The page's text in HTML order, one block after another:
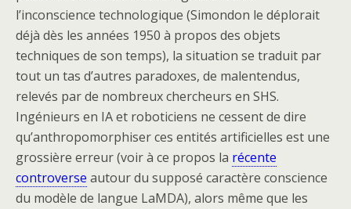
l’inconscience technologique (Simondon le déplorait
déjà dès les années 1950 à propos des objets
techniques de son temps), la situation se traduit par
tout un tas d’autres paradoxes, de malentendus,
relevés par de nombreux chercheurs en SHS.
Ingénieurs en IA et roboticiens ne cessent de dire
qu’anthropomorphiser ces entités artificielles est une
grossière erreur (voir à ce propos la récente
controverse autour du supposé caractère conscience
du modèle de langue LaMDA), alors même que les